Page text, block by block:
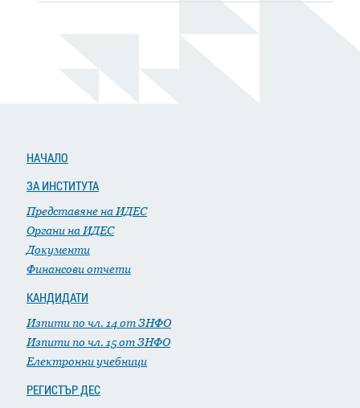
НАЧАЛО
ЗА ИНСТИТУТА
Представяне на ИДЕС
Органи на ИДЕС
Документи
Финансови отчети
КАНДИДАТИ
Изпити по чл. 14 от ЗНФО
Изпити по чл. 15 от ЗНФО
Електронни учебници
РЕГИСТЪР ДЕС